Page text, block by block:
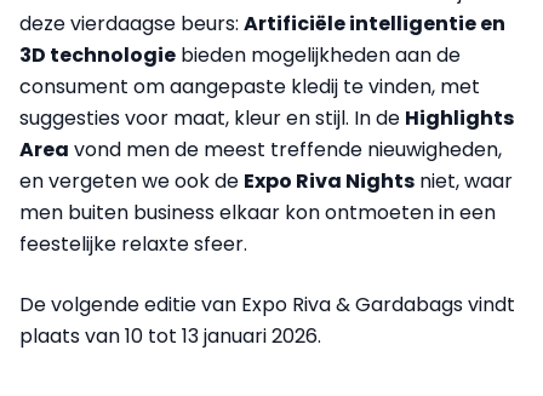
deze vierdaagse beurs: Artificiële intelligentie en
3D technologie bieden mogelijkheden aan de
consument om aangepaste kledij te vinden, met
suggesties voor maat, kleur en stijl. In de Highlights
Area vond men de meest treffende nieuwigheden,
en vergeten we ook de Expo Riva Nights niet, waar
men buiten business elkaar kon ontmoeten in een
feestelijke relaxte sfeer.
De volgende editie van Expo Riva & Gardabags vindt
plaats van 10 tot 13 januari 2026.